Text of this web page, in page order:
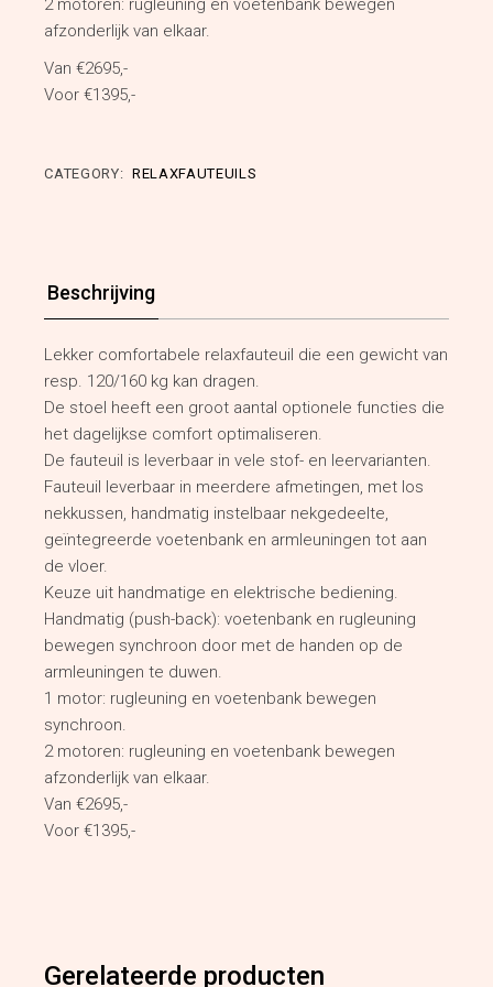
2 motoren: rugleuning en voetenbank bewegen
afzonderlijk van elkaar.
Van €2695,-
Voor €1395,-
CATEGORY: RELAXFAUTEUILS
Beschrijving
Lekker comfortabele relaxfauteuil die een gewicht van
resp. 120/160 kg kan dragen.
De stoel heeft een groot aantal optionele functies die
het dagelijkse comfort optimaliseren.
De fauteuil is leverbaar in vele stof- en leervarianten.
Fauteuil leverbaar in meerdere afmetingen, met los
nekkussen, handmatig instelbaar nekgedeelte,
geïntegreerde voetenbank en armleuningen tot aan
de vloer.
Keuze uit handmatige en elektrische bediening.
Handmatig (push-back): voetenbank en rugleuning
bewegen synchroon door met de handen op de
armleuningen te duwen.
1 motor: rugleuning en voetenbank bewegen
synchroon.
2 motoren: rugleuning en voetenbank bewegen
afzonderlijk van elkaar.
Van €2695,-
Voor €1395,-
Gerelateerde producten